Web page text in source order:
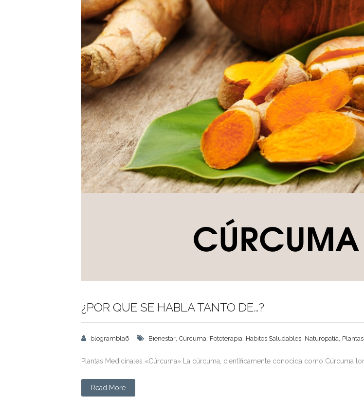
¿POR QUE SE HABLA TANTO DE…?
blogrambla6 Bienestar Cúrcuma Fototerapia Habitos Saludables Naturopatía
Plantas Medicinales «Cúrcuma» La cúrcuma, científicamente conocida como Cúrcuma
Read More